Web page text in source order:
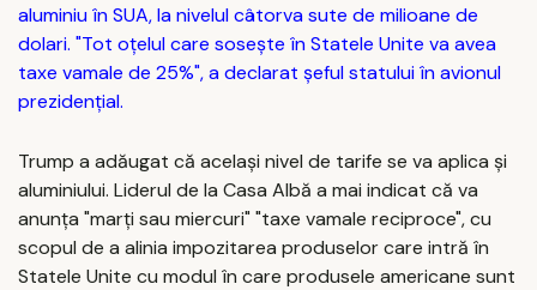
aluminiu în SUA, la nivelul câtorva sute de milioane de
dolari. "Tot oţelul care soseşte în Statele Unite va avea
taxe vamale de 25%", a declarat şeful statului în avionul
prezidenţial.
Trump a adăugat că acelaşi nivel de tarife se va aplica şi
aluminiului. Liderul de la Casa Albă a mai indicat că va
anunţa "marţi sau miercuri" "taxe vamale reciproce", cu
scopul de a alinia impozitarea produselor care intră în
Statele Unite cu modul în care produsele americane sunt